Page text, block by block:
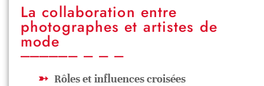
La collaboration entre
photographes et artistes de
mode
Rôles et influences croisées